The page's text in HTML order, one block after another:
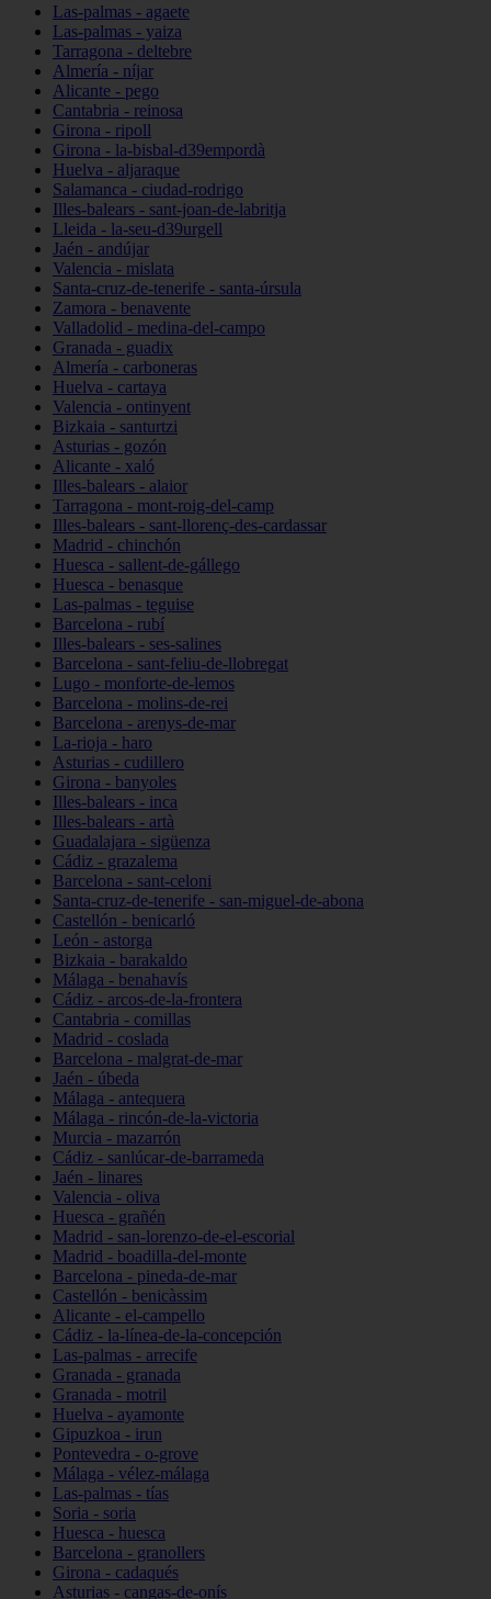
Las-palmas - agaete
Las-palmas - yaiza
Tarragona - deltebre
Almería - níjar
Alicante - pego
Cantabria - reinosa
Girona - ripoll
Girona - la-bisbal-d39empordà
Huelva - aljaraque
Salamanca - ciudad-rodrigo
Illes-balears - sant-joan-de-labritja
Lleida - la-seu-d39urgell
Jaén - andújar
Valencia - mislata
Santa-cruz-de-tenerife - santa-úrsula
Zamora - benavente
Valladolid - medina-del-campo
Granada - guadix
Almería - carboneras
Huelva - cartaya
Valencia - ontinyent
Bizkaia - santurtzi
Asturias - gozón
Alicante - xaló
Illes-balears - alaior
Tarragona - mont-roig-del-camp
Illes-balears - sant-llorenç-des-cardassar
Madrid - chinchón
Huesca - sallent-de-gállego
Huesca - benasque
Las-palmas - teguise
Barcelona - rubí
Illes-balears - ses-salines
Barcelona - sant-feliu-de-llobregat
Lugo - monforte-de-lemos
Barcelona - molins-de-rei
Barcelona - arenys-de-mar
La-rioja - haro
Asturias - cudillero
Girona - banyoles
Illes-balears - inca
Illes-balears - artà
Guadalajara - sigüenza
Cádiz - grazalema
Barcelona - sant-celoni
Santa-cruz-de-tenerife - san-miguel-de-abona
Castellón - benicarló
León - astorga
Bizkaia - barakaldo
Málaga - benahavís
Cádiz - arcos-de-la-frontera
Cantabria - comillas
Madrid - coslada
Barcelona - malgrat-de-mar
Jaén - úbeda
Málaga - antequera
Málaga - rincón-de-la-victoria
Murcia - mazarrón
Cádiz - sanlúcar-de-barrameda
Jaén - linares
Valencia - oliva
Huesca - grañén
Madrid - san-lorenzo-de-el-escorial
Madrid - boadilla-del-monte
Barcelona - pineda-de-mar
Castellón - benicàssim
Alicante - el-campello
Cádiz - la-línea-de-la-concepción
Las-palmas - arrecife
Granada - granada
Granada - motril
Huelva - ayamonte
Gipuzkoa - irun
Pontevedra - o-grove
Málaga - vélez-málaga
Las-palmas - tías
Soria - soria
Huesca - huesca
Barcelona - granollers
Girona - cadaqués
Asturias - cangas-de-onís